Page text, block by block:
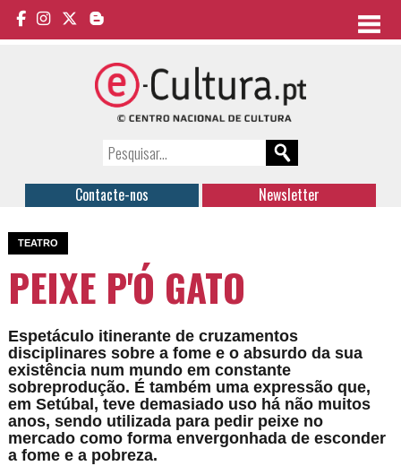
Contacte-nos Newsletter
TEATRO
PEIXE P'Ó GATO
Espetáculo itinerante de cruzamentos
disciplinares sobre a fome e o absurdo da sua
existência num mundo em constante
sobreprodução. É também uma expressão que,
em Setúbal, teve demasiado uso há não muitos
anos, sendo utilizada para pedir peixe no
mercado como forma envergonhada de esconder
a fome e a pobreza.